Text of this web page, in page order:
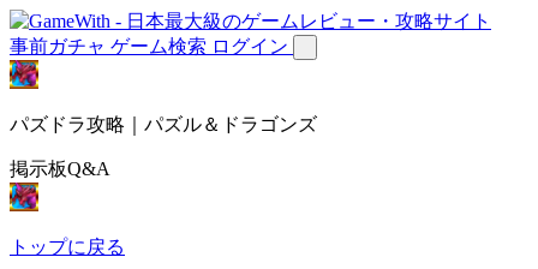
事前ガチャ ゲーム検索 ログイン
パズドラ攻略｜パズル＆ドラゴンズ
掲示板Q&A
トップに戻る